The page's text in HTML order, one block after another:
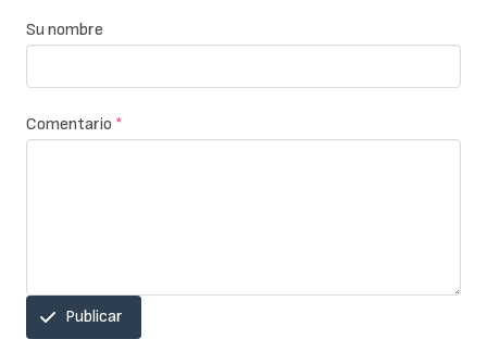
Su nombre
Comentario *
Publicar